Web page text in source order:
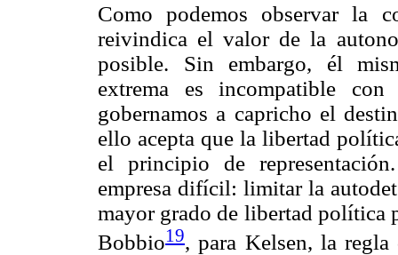
Como podemos observar la
reivindica el valor de la
posible. Sin embargo, él
extrema es incompatible
gobernamos a capricho el
ello acepta que la libertad
el principio de
empresa difícil: limitar la
mayor grado de libertad política
Bobbio19, para Kelsen, la